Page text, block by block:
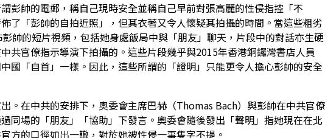
彭帥的電郵，稱自己現時安全並稱自己早前對張高麗的性侵指控「不
了「彭帥的自拍近照」，但其衣著又令人懷疑其拍攝的時間。當這些粗劣
帥的短片視頻，包括她身處飯局中與「朋友」聊天，片段中的對話亦生硬
共官僚指示導演下拍攝的。這些片段幾乎與2015年香港銅鑼灣書店人員
國「自首」一樣。因此，這些所謂的「證明」只能更令人擔心彭帥的安全
。在中共的安排下，奧委會主席巴赫（Thomas Bach）與彭帥在中共官僚
同場的「朋友」「協助」下發言。奧委會隨後發出「聲明」指她現在在北
方的口徑如出一轍，對於她被性侵一事隻字不提。